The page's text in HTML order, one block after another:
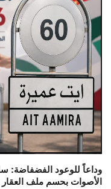
وداعاً للوعود الفضفاضة:
الأصوات بحسم ملف العقار